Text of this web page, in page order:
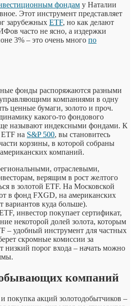
фондам у Наталии
Этот инструмент представляет
зарубежных ETF, но как делают
часто не ясно, а издержки
3% – это очень много по
фонды распоряжаются разными
компаниями в одну
ценные бумаги, золото и проч.
какого-то фондового
называют индексными фондами. К
на S&P 500, вы становитесь
корзины, в которой собраны
компаний.
отраслевыми,
верящим в рост желтого
в золотой ETF. На Московской
в фонд FXGD, на американских
вариантов куда больше).
инвестор покупает сертификат,
некоторой долей золота, которым
– удобный инструмент для частных
скромные комиссии за
низкий порог входа – начать можно
компаний
покупка акций золотодобытчиков –